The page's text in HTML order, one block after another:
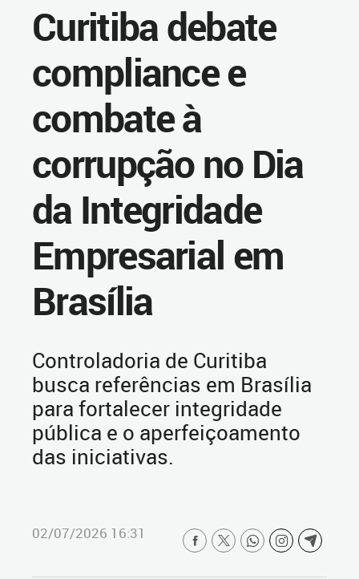
Curitiba debate
compliance e
combate à
corrupção no Dia
da Integridade
Empresarial em
Brasília
Controladoria de Curitiba
busca referências em Brasília
para fortalecer integridade
pública e o aperfeiçoamento
das iniciativas.
02/07/2026 16:31